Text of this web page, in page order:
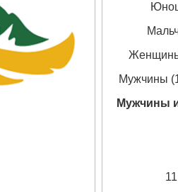
Женщины
Мужчины
Мужчины